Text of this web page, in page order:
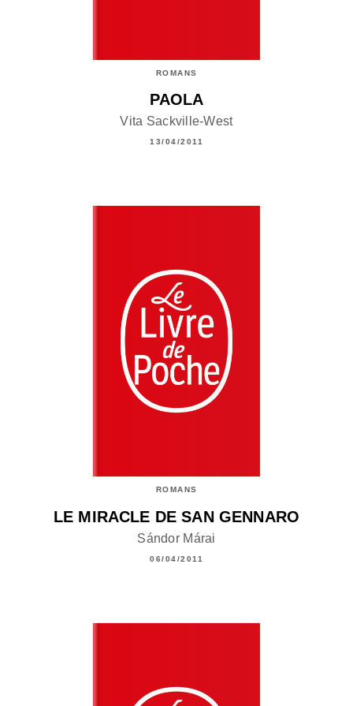
ROMANS
PAOLA
Vita Sackville-West
13/04/2011
ROMANS
LE MIRACLE DE SAN GENNARO
Sándor Márai
06/04/2011